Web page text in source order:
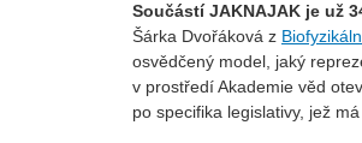
Součástí JAKNAJAK je už
Šárka Dvořáková z
osvědčený model, jaký
v prostředí Akademie věd
po specifika legislativy, jež